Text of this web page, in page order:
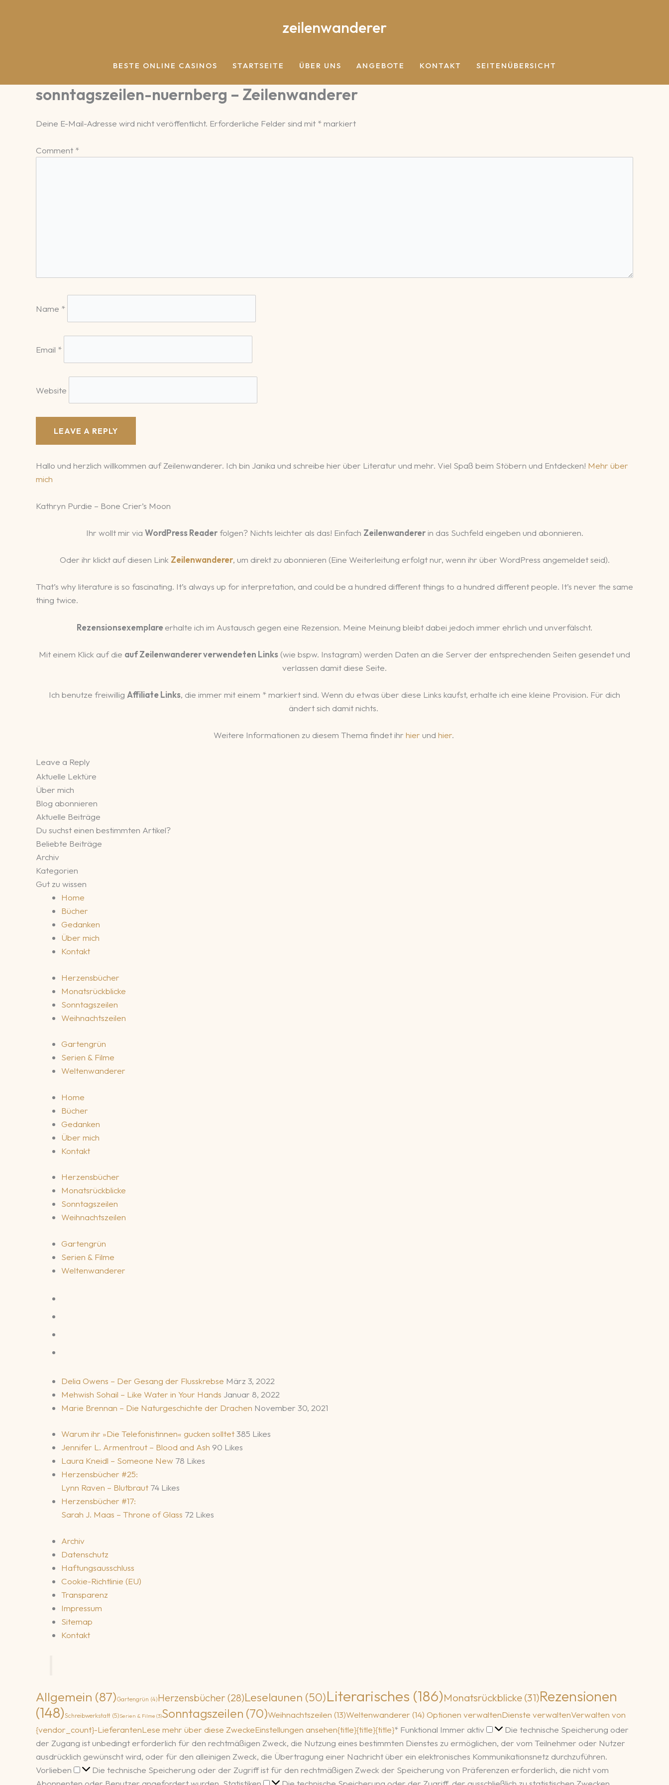
zeilenwanderer
BESTE ONLINE CASINOS STARTSEITE ÜBER UNS ANGEBOTE KONTAKT SEITENÜBERSICHT
sonntagszeilen-nuernberg – Zeilenwanderer
Deine E-Mail-Adresse wird nicht veröffentlicht. Erforderliche Felder sind mit *markiert
Comment *
Name *
Email *
Website
Hallo und herzlich willkommen auf Zeilenwanderer. Ich bin Janika und schreibe hier über Literatur und mehr. Viel Spaß beim Stöbern und Entdecken! Mehr über
mich
Kathryn Purdie – Bone Crier’s Moon
Ihr wollt mir via WordPress Readerfolgen? Nichts leichter als das! Einfach Zeilenwandererin das Suchfeld eingeben und abonnieren.
Oder ihr klickt auf diesen Link Zeilenwanderer, um direkt zu abonnieren (Eine Weiterleitung erfolgt nur, wenn ihr über WordPress angemeldet seid).
That’s why literature is so fascinating. It’s always up for interpretation, and could be a hundred different things to a hundred different people. It’s never the same
thing twice.
Rezensionsexemplareerhalte ich im Austausch gegen eine Rezension. Meine Meinung bleibt dabei jedoch immer ehrlich und unverfälscht.
Mit einem Klick auf die auf Zeilenwanderer verwendeten Links (wie bspw. Instagram) werden Daten an die Server der entsprechenden Seiten gesendet und
verlassen damit diese Seite.
Ich benutze freiwillig Affiliate Links, die immer mit einem * markiert sind. Wenn du etwas über diese Links kaufst, erhalte ich eine kleine Provision. Für dich
ändert sich damit nichts.
Weitere Informationen zu diesem Thema findet ihr hier und hier.
Leave a Reply
Aktuelle Lektüre
Über mich
Blog abonnieren
Aktuelle Beiträge
Du suchst einen bestimmten Artikel?
Beliebte Beiträge
Archiv
Kategorien
Gut zu wissen
Home
Bücher
Gedanken
Über mich
Kontakt
Herzensbücher
Monatsrückblicke
Sonntagszeilen
Weihnachtszeilen
Gartengrün
Serien & Filme
Weltenwanderer
Home
Bücher
Gedanken
Über mich
Kontakt
Herzensbücher
Monatsrückblicke
Sonntagszeilen
Weihnachtszeilen
Gartengrün
Serien & Filme
Weltenwanderer
Delia Owens – Der Gesang der Flusskrebse März 3, 2022
Mehwish Sohail – Like Water in Your Hands Januar 8, 2022
Marie Brennan – Die Naturgeschichte der Drachen November 30, 2021
Warum ihr »Die Telefonistinnen« gucken solltet385 Likes
Jennifer L. Armentrout – Blood and Ash 90 Likes
Laura Kneidl – Someone New 78 Likes
Herzensbücher #25:
Lynn Raven – Blutbraut 74 Likes
Herzensbücher #17:
Sarah J. Maas – Throne of Glass 72 Likes
Archiv
Datenschutz
Haftungsausschluss
Cookie-Richtlinie (EU)
Transparenz
Impressum
Sitemap
Kontakt
Allgemein (87)Gartengrün (4)Herzensbücher (28)Leselaunen (50)Literarisches (186)Monatsrückblicke(31)Rezensionen
(148)Schreibwerkstatt (5)Serien & Filme (3)Sonntagszeilen (70)Weihnachtszeilen (13)Weltenwanderer (14) Optionen verwaltenDienste verwaltenVerwalten von
{vendor_count}-LieferantenLese mehr über diese ZweckeEinstellungen ansehen{title}{title}{title}* Funktional Immer aktiv Funktional
Die technische Speicherung oder
der Zugang ist unbedingt erforderlich für den rechtmäßigen Zweck, die Nutzung eines bestimmten Dienstes zu ermöglichen, der vom Teilnehmer oder Nutzer
ausdrücklich gewünscht wird, oder für den alleinigen Zweck, die Übertragung einer Nachricht über ein elektronisches Kommunikationsnetz durchzuführen.
Vorlieben
Vorlieben
Die technische Speicherung oder der Zugriff ist für den rechtmäßigen Zweck der Speicherung von Präferenzen erforderlich, die nicht vom
Statistiken